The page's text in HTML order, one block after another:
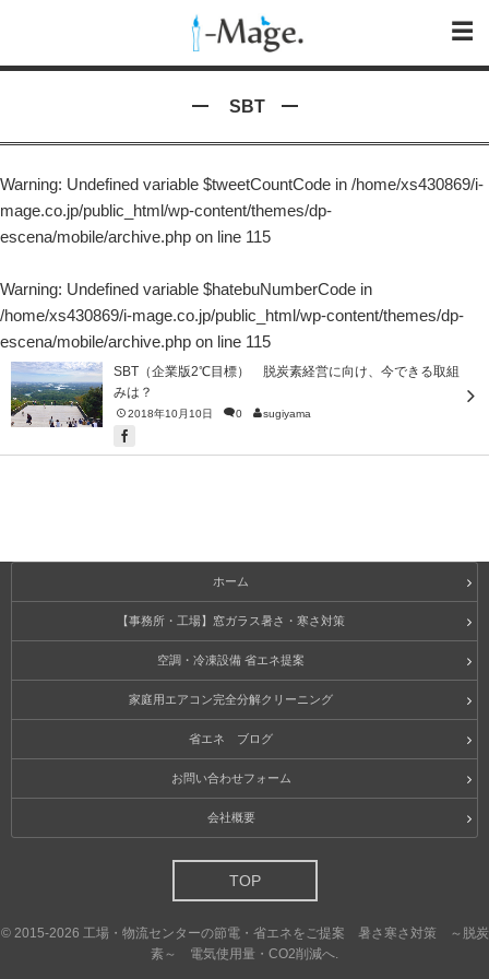
SBT
Warning: Undefined variable $tweetCountCode in /home/xs430869/i-
mage.co.jp/public_html/wp-content/themes/dp-
escena/mobile/archive.php on line 115
Warning: Undefined variable $hatebuNumberCode in
/home/xs430869/i-mage.co.jp/public_html/wp-content/themes/dp-
escena/mobile/archive.php on line 115
SBT（企業版2℃⽬標） 脱炭素経営に向け、今できる取組
みは？
2018年10月10日 0 sugiyama
ホーム
【事務所・工場】窓ガラス暑さ・寒さ対策
空調・冷凍設備 省エネ提案
家庭用エアコン完全分解クリーニング
省エネ ブログ
お問い合わせフォーム
会社概要
TOP
© 2015-2026 工場・物流センターの節電・省エネをご提案 暑さ寒さ対策 ～脱炭
素～ 電気使用量・CO2削減へ.